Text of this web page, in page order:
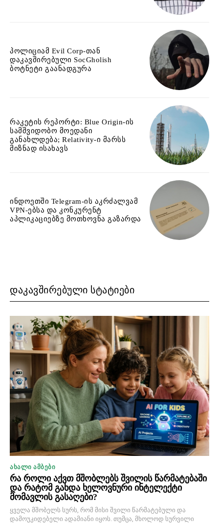
პოლიციამ Evil Corp-თან
დაკავშირებული SocGholish
ბოტნეტი გაანადგურა
რაკეტის რეპორტი: Blue Origin-ის
სამშვიდობო მოედანი
განახლდება; Relativity-ი მარსს
მიზნად ისახავს
ინდოეთში Telegram-ის აკრძალვამ
VPN-ებსა და კონკურენტ
აპლიკაციებზე მოთხოვნა გაზარდა
ᲓᲐᲙᲐᲕᲨᲘᲠᲔᲑᲣᲚᲘ ᲡᲢᲐᲢᲘᲔᲑᲘ
ᲐᲮᲐᲚᲘ ᲐᲛᲑᲔᲑᲘ
რა როლი აქვთ მშობლებს შვილის წარმატებაში
და რატომ გახდა ხელოვნური ინტელექტი
მომავლის გასაღები?
ყველა მშობელს სურს, რომ მისი შვილი წარმატებული და
დამოუკიდებელი ადამიანი იყოს. თუმცა, მხოლოდ სურვილი